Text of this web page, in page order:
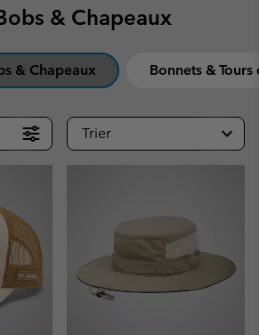
& Chapeaux
& Chapeaux Bonnets & Tours
Trier